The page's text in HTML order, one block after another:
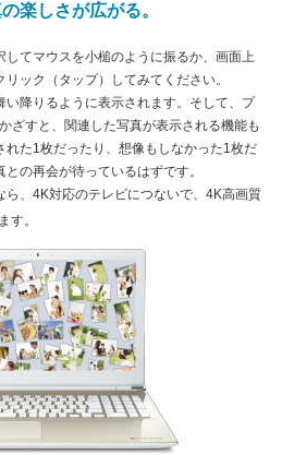
楽しさが広がる。
てマウスを小槌のように振るか、画面上
ック（タップ）してみてください。
い降りるように表示されます。そして、プ
ざすと、関連した写真が表示される機能も
た1枚だったり、想像もしなかった1枚だ
の再会が待っているはずです。
ら、4K対応のテレビにつないで、4K高画質
す。